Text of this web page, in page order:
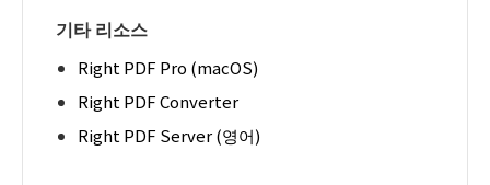
기타 리소스
Right PDF Pro (macOS)
Right PDF Converter
Right PDF Server (영어)